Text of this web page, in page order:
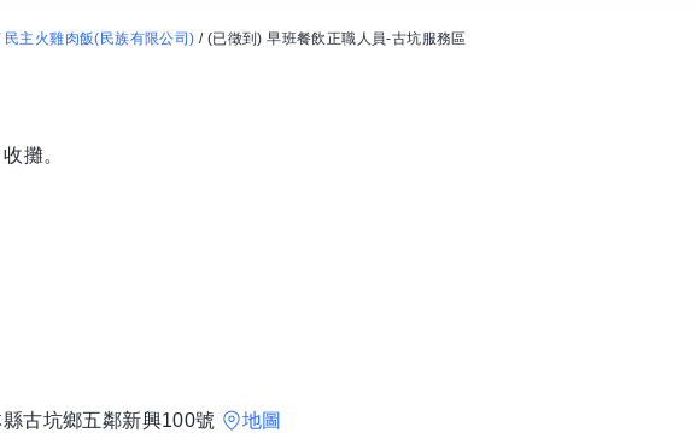
民主火雞肉飯(民族有限公司) / (已徵到) 早班餐飲正職人員-古坑服務區
攤。
古坑鄉五鄰新興100號 地圖